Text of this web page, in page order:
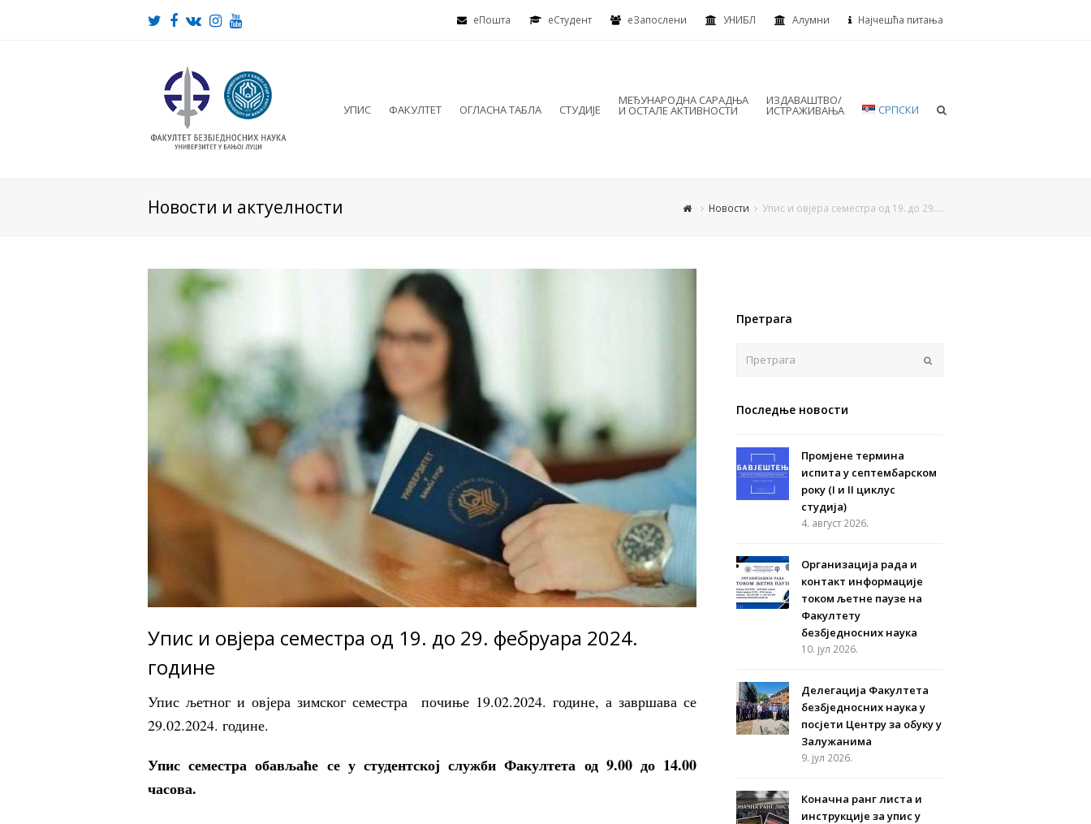
еПошта eСтудент еЗапослени УНИБЛ Алумни Најчешћа питања
Twitter
Facebook
VKInstagram
Youtube
УПИС ФАКУЛТЕТ ОГЛАСНА ТАБЛА СТУДИЈЕ
МЕЂУНАРОДНА САРАДЊА
И ОСТАЛЕ АКТИВНОСТИ
ИЗДАВАШТВО/
ИСТРАЖИВАЊА СРПСКИ
Новости и актуелности Новости Упис и овјера семестра од 19. до 29.…
Упис и овјера семестра од 19. до 29. фебруара 2024.
године
Упис љетног и овјера зимског семестра почиње 19.02.2024. године, а завршава се
29.02.2024. године.
Упис семестра обављаће се у студентској служби Факултета од 9.00 до 14.00
часова.
Претрага
Последње новости
Промјене термина
испита у септембарском
року (I и II циклус
студија)
4. август 2026.
Организација рада и
контакт информације
током љетне паузе на
Факултету
безбједносних наука
10. јул 2026.
Делегација Факултета
безбједносних наука у
посјети Центру за обуку у
Залужанима
9. јул 2026.
Коначна ранг листа и
инструкције за упис у